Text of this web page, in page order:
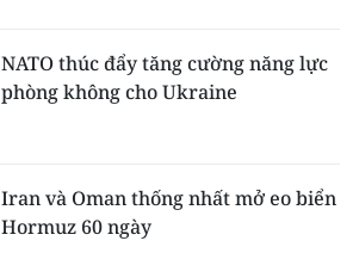
NATO thúc đẩy tăng cường năng lực
phòng không cho Ukraine
Iran và Oman thống nhất mở eo biển
Hormuz 60 ngày